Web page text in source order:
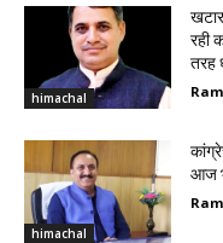
himachal
रही
तरह
himachal
आज